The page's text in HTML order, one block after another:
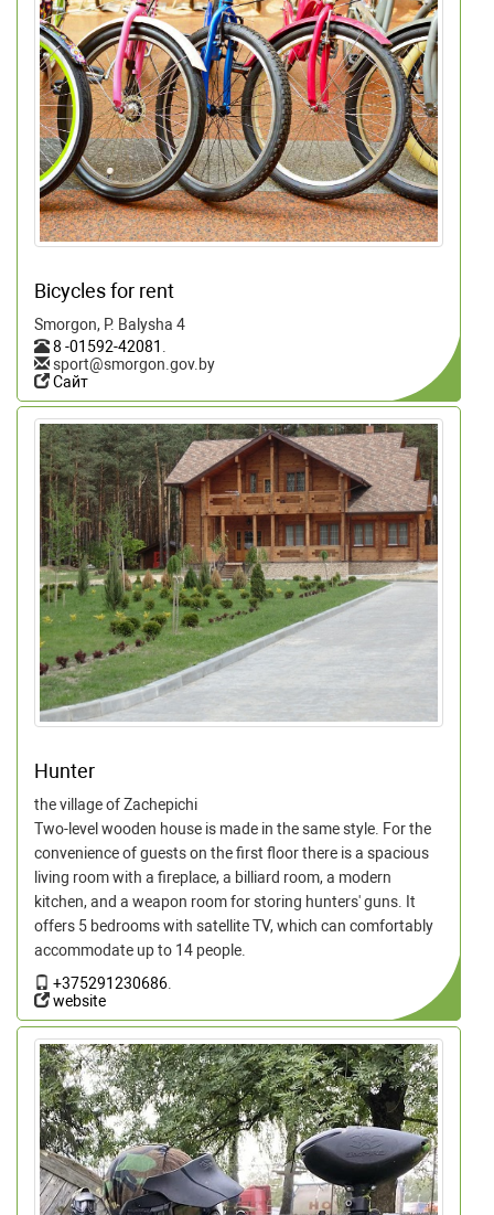
Bicycles for rent
Smorgon, P. Balysha 4
8 -01592-42081
sport@smorgon.gov.by
Сайт
Hunter
the village of Zachepichi
Two-level wooden house is made in the same style. For the
convenience of guests on the first floor there is a spacious
living room with a fireplace, a billiard room, a modern
kitchen, and a weapon room for storing hunters' guns. It
offers 5 bedrooms with satellite TV, which can comfortably
accommodate up to 14 people.
+375291230686.
website